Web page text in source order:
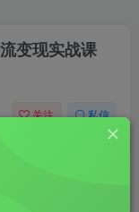
变现实战课
关注 私信